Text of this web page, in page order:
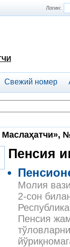
Логин:
Свежий номер
Пенсия
Молия
2-сон
Пенсия